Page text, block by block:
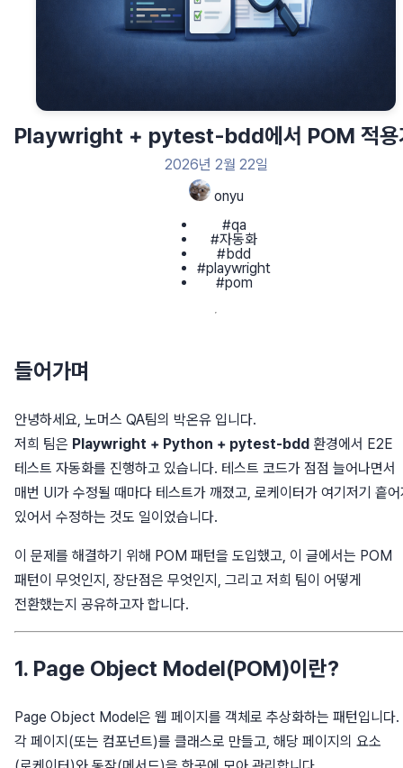
Playwright + pytest-bdd에서 POM 적용
2026년 2월 22일
onyu
#qa
#자동화
#bdd
#playwright
#pom
들어가며
안녕하세요, 노머스 QA팀의 박온유 입니다.
저희 팀은 Playwright + Python + pytest-bdd 환경에서 E2E
테스트 자동화를 진행하고 있습니다. 테스트 코드가 점점 늘어나면서
매번 UI가 수정될 때마다 테스트가 깨졌고, 로케이터가 여기저기 흩
있어서 수정하는 것도 일이었습니다.
이 문제를 해결하기 위해 POM 패턴을 도입했고, 이 글에서는 POM
패턴이 무엇인지, 장단점은 무엇인지, 그리고 저희 팀이 어떻게
전환했는지 공유하고자 합니다.
1. Page Object Model(POM)이란?
Page Object Model은 웹 페이지를 객체로 추상화하는 패턴입니다.
각 페이지(또는 컴포넌트)를 클래스로 만들고, 해당 페이지의 요소